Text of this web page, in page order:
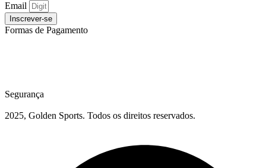
Email
Inscrever-se
Formas de Pagamento
Segurança
2025, Golden Sports. Todos os direitos reservados.